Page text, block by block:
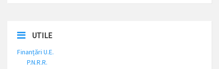
UTILE
Finanțări U.E.
P.N.R.R.